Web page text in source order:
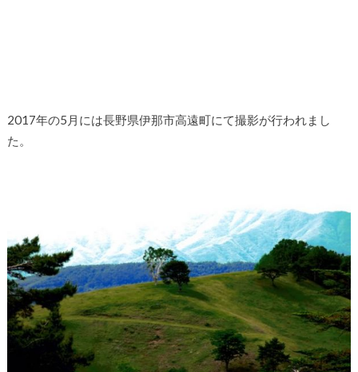
2017年の5月には長野県伊那市高遠町にて撮影が行われまし
た。